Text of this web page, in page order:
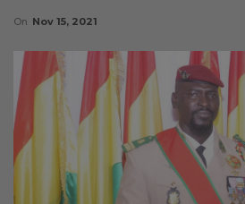
On Nov 15, 2021